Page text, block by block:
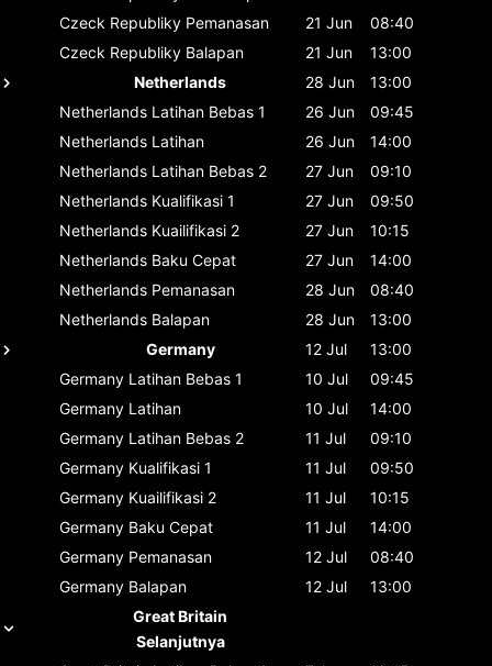
Czeck Republiky Pemanasan 21 Jun
08:40
Czeck Republiky Balapan 21 Jun
13:00
Netherlands
28 Jun
13:00
Netherlands Latihan Bebas 1 26 Jun
09:45
Netherlands Latihan 26 Jun
14:00
Netherlands Latihan Bebas 2 27 Jun
09:10
Netherlands Kualifikasi 1 27 Jun
09:50
Netherlands Kuailifikasi 2 27 Jun
10:15
Netherlands Baku Cepat 27 Jun
14:00
Netherlands Pemanasan 28 Jun
08:40
Netherlands Balapan 28 Jun
13:00
Germany
12 Jul
13:00
Germany Latihan Bebas 1 10 Jul
09:45
Germany Latihan 10 Jul
14:00
Germany Latihan Bebas 2 11 Jul
09:10
Germany Kualifikasi 1 11 Jul
09:50
Germany Kuailifikasi 2 11 Jul
10:15
Germany Baku Cepat 11 Jul
14:00
Germany Pemanasan 12 Jul
08:40
Germany Balapan 12 Jul
13:00
Great Britain
Selanjutnya